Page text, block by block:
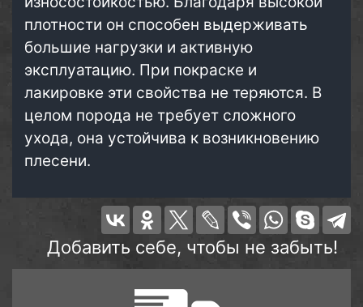
плотности он способен выдерживать
большие нагрузки и активную
эксплуатацию. При покраске и
лакировке эти свойства не теряются. В
целом порода не требует сложного
ухода, она устойчива к возникновению
плесени.
Добавить себе, чтобы не забыть!